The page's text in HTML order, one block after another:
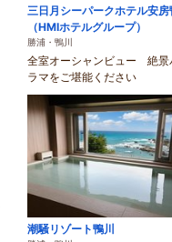
三日月シーパークホテル安房
（HMIホテルグループ）
勝浦・鴨川
全室オーシャンビュー 絶景
ラマをご堪能ください
潮騒リゾート鴨川